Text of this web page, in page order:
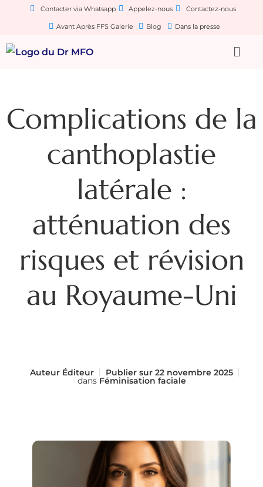
Contacter via Whatsapp Appelez-nous Contactez-nous
Avant Après FFS Galerie Blog Dans la presse
Complications de la
canthoplastie
latérale :
atténuation des
risques et révision
au Royaume-Uni
Auteur Éditeur Publier sur 22 novembre 2025
dans Féminisation faciale